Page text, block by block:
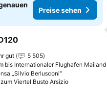
Preise sehen
Favoriten hinzufügen
gut
5 505
bis Internationaler Flughafen Mailand
„Silvio Berlusconi“
Viertel Busto ArsizioPreise